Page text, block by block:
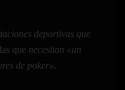
deportivas que
que necesitan «un
de poker».